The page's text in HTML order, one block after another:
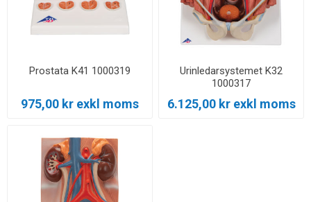
Prostata K41 1000319
975,00 kr exkl moms
Urinledarsystemet K32
1000317
6.125,00 kr exkl moms